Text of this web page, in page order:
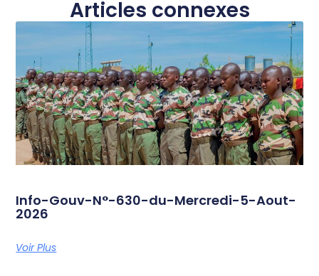
Articles connexes
Info-Gouv-N°-630-du-Mercredi-5-Aout-
2026
Voir Plus